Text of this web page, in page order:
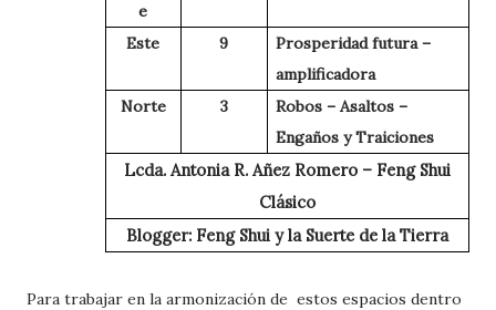
e
Este 9
Prosperidad futura –
amplificadora
Norte
3
Robos – Asaltos –
Engaños y Traiciones
Lcda. Antonia R. Añez Romero – Feng Shui
Clásico
Blogger: Feng Shui y la Suerte de la Tierra
Para trabajar en la armonización de estos espacios dentro